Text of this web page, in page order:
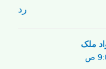
رد
ملک